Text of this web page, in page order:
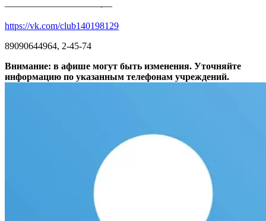
——————————-—
https://vk.com/club140198129
89090644964, 2-45-74
Внимание: в афише могут быть изменения. Уточняйте
информацию по указанным телефонам учреждений.